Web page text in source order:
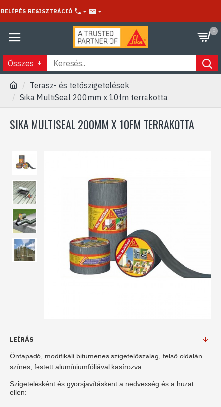
BELÉPÉS REGISZTRÁCIÓ
0
Összes
Terasz- és tetőszigetelések
Sika MultiSeal 200mm x 10fm terrakotta
SIKA MULTISEAL 200MM X 10FM TERRAKOTTA
LEÍRÁS
Öntapadó, modifikált bitumenes szigetelőszalag, felső oldalán
színes, festett alumíniumfóliával kasírozva.
Szigetelésként és gyorsjavításként a nedvesség és a huzat
ellen: